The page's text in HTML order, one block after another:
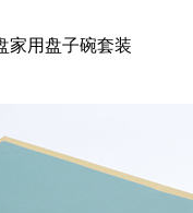
家用盘子碗套装